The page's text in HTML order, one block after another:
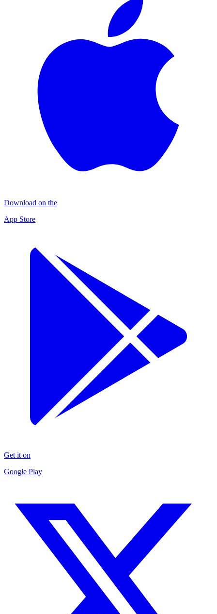
Download on the
App Store
Get it on
Google Play